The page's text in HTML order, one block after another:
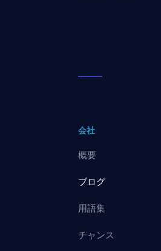
会社
概要
ブログ
用語集
チャンス